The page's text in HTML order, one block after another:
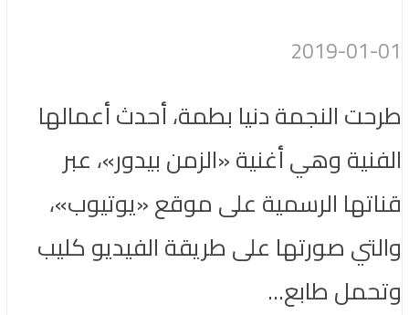
2019-01-01
طرحت النجمة دنيا بطمة، أحدث أعمالها
الفنية وهي أغنية «الزمن بيدور»، عبر
قناتها الرسمية على موقع «يوتيوب»،
والتي صورتها على طريقة الفيديو كليب
وتحمل طابع...